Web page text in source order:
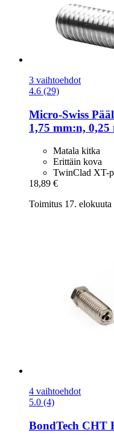
3 vaihtoehdot
4.6 (29)
Micro-Swiss
1,75 mm:n, 0,25
Matala kitka
Erittäin kova
TwinClad XT-
18,89 €
Toimitus 17. elokuuta
4 vaihtoehdot
5.0 (4)
BondTech CHT